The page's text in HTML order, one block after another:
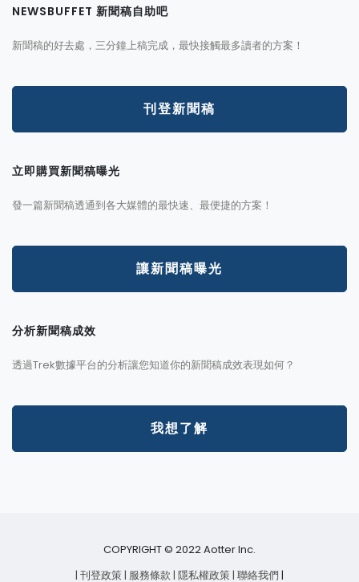
NEWSBUFFET 新聞稿自助吧
新聞稿的好去處，三分鐘上稿完成，最快接觸最多讀者的方案！
刊登新聞稿
立即購買新聞稿曝光
發一篇新聞稿透通到各大媒體的最快速、最便捷的方案！
讓新聞稿曝光
分析新聞稿成效
透過Trek數據平台的分析讓您知道你的新聞稿成效表現如何？
我想了解
COPYRIGHT © 2022 Aotter Inc.
| 刊登政策| 服務條款| 隱私權政策| 聯絡我們 |